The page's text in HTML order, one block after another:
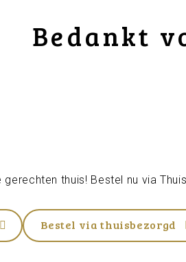
Bedankt
gerechten thuis! Bestel nu via
Bestel via thuisbezorgd